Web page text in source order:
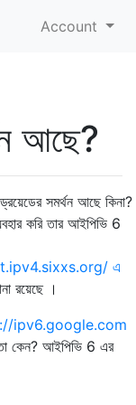
Account
আছে?
সমর্থন আছে কিনা?
করি তার আইপিভি 6
এ
রয়েছে ।
ipv6.google.com
কেন? আইপিভি 6 এর